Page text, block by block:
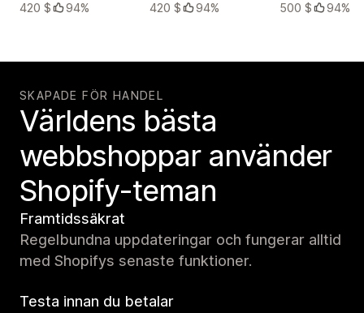
420 $
94%
420 $
94%
500 $
94%
SKAPADE FÖR HANDEL
Världens bästa
webbshoppar använder
Shopify-teman
Framtidssäkrat
Regelbundna uppdateringar och fungerar alltid
med Shopifys senaste funktioner.
Testa innan du betalar